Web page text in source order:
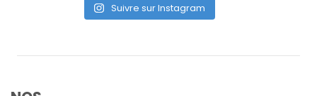
Suivre sur Instagram